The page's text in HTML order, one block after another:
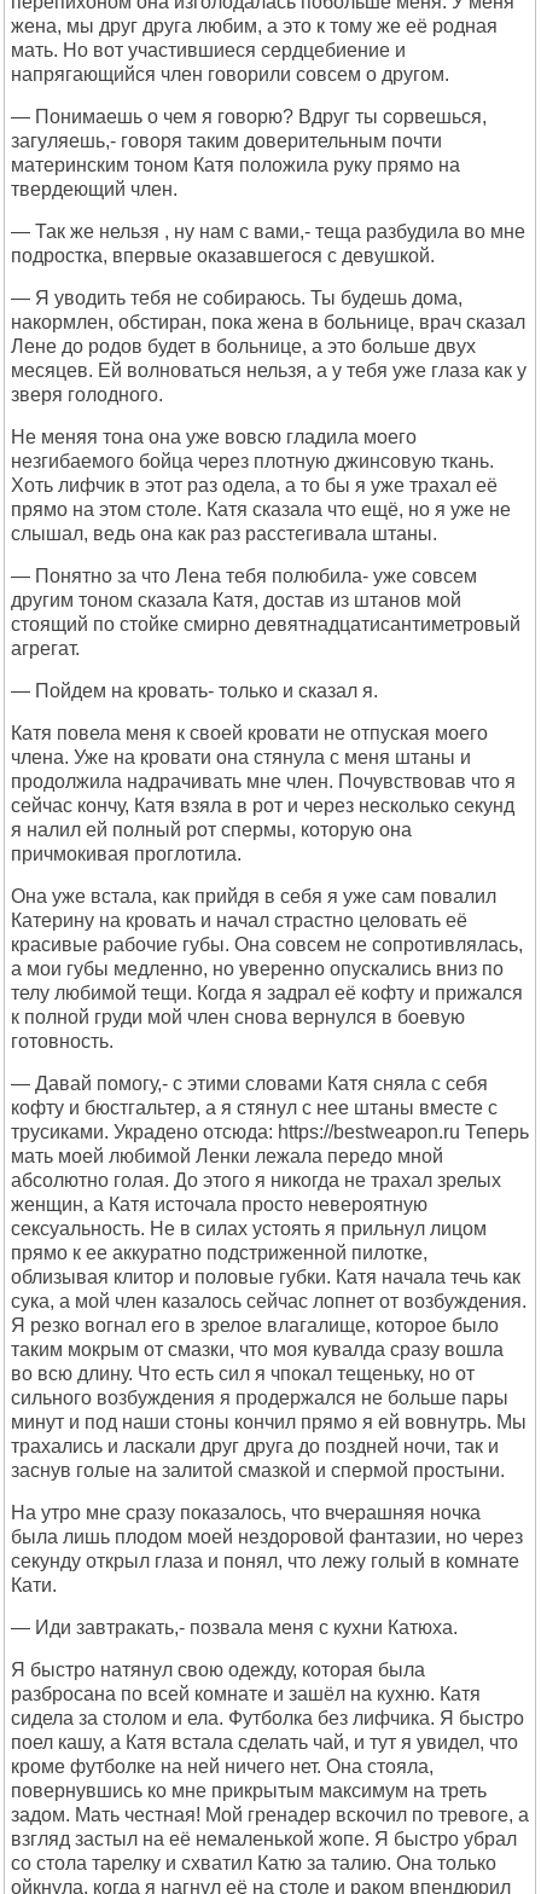
жена, мы друг друга любим, а это к тому же её родная
мать. Но вот участившиеся сердцебиение и
напрягающийся член говорили совсем о другом.
— Понимаешь о чем я говорю? Вдруг ты сорвешься,
загуляешь,- говоря таким доверительным почти
материнским тоном Катя положила руку прямо на
твердеющий член.
— Так же нельзя , ну нам с вами,- теща разбудила во мне
подростка, впервые оказавшегося с девушкой.
— Я уводить тебя не собираюсь. Ты будешь дома,
накормлен, обстиран, пока жена в больнице, врач сказал
Лене до родов будет в больнице, а это больше двух
месяцев. Ей волноваться нельзя, а у тебя уже глаза как у
зверя голодного.
Не меняя тона она уже вовсю гладила моего
незгибаемого бойца через плотную джинсовую ткань.
Хоть лифчик в этот раз одела, а то бы я уже трахал её
прямо на этом столе. Катя сказала что ещё, но я уже не
слышал, ведь она как раз расстегивала штаны.
— Понятно за что Лена тебя полюбила- уже совсем
другим тоном сказала Катя, достав из штанов мой
стоящий по стойке смирно девятнадцатисантиметровый
агрегат.
— Пойдем на кровать- только и сказал я.
Катя повела меня к своей кровати не отпуская моего
члена. Уже на кровати она стянула с меня штаны и
продолжила надрачивать мне член. Почувствовав что я
сейчас кончу, Катя взяла в рот и через несколько секунд
я налил ей полный рот спермы, которую она
причмокивая проглотила.
Она уже встала, как прийдя в себя я уже сам повалил
Катерину на кровать и начал страстно целовать её
красивые рабочие губы. Она совсем не сопротивлялась,
а мои губы медленно, но уверенно опускались вниз по
телу любимой тещи. Когда я задрал её кофту и прижался
к полной груди мой член снова вернулся в боевую
готовность.
— Давай помогу,- с этими словами Катя сняла с себя
кофту и бюстгальтер, а я стянул с нее штаны вместе с
трусиками. Украдено отсюда: https://bestweapon.ru Теперь
мать моей любимой Ленки лежала передо мной
абсолютно голая. До этого я никогда не трахал зрелых
женщин, а Катя источала просто невероятную
сексуальность. Не в силах устоять я прильнул лицом
прямо к ее аккуратно подстриженной пилотке,
облизывая клитор и половые губки. Катя начала течь как
сука, а мой член казалось сейчас лопнет от возбуждения.
Я резко вогнал его в зрелое влагалище, которое было
таким мокрым от смазки, что моя кувалда сразу вошла
во всю длину. Что есть сил я чпокал тещеньку, но от
сильного возбуждения я продержался не больше пары
минут и под наши стоны кончил прямо я ей вовнутрь. Мы
трахались и ласкали друг друга до поздней ночи, так и
заснув голые на залитой смазкой и спермой простыни.
На утро мне сразу показалось, что вчерашняя ночка
была лишь плодом моей нездоровой фантазии, но через
секунду открыл глаза и понял, что лежу голый в комнате
Кати.
— Иди завтракать,- позвала меня с кухни Катюха.
Я быстро натянул свою одежду, которая была
разбросана по всей комнате и зашёл на кухню. Катя
сидела за столом и ела. Футболка без лифчика. Я быстро
поел кашу, а Катя встала сделать чай, и тут я увидел, что
кроме футболке на ней ничего нет. Она стояла,
повернувшись ко мне прикрытым максимум на треть
задом. Мать честная! Мой гренадер вскочил по тревоге, а
взгляд застыл на её немаленькой жопе. Я быстро убрал
со стола тарелку и схватил Катю за талию. Она только
ойкнула, когда я нагнул её на столе и раком впендюрил